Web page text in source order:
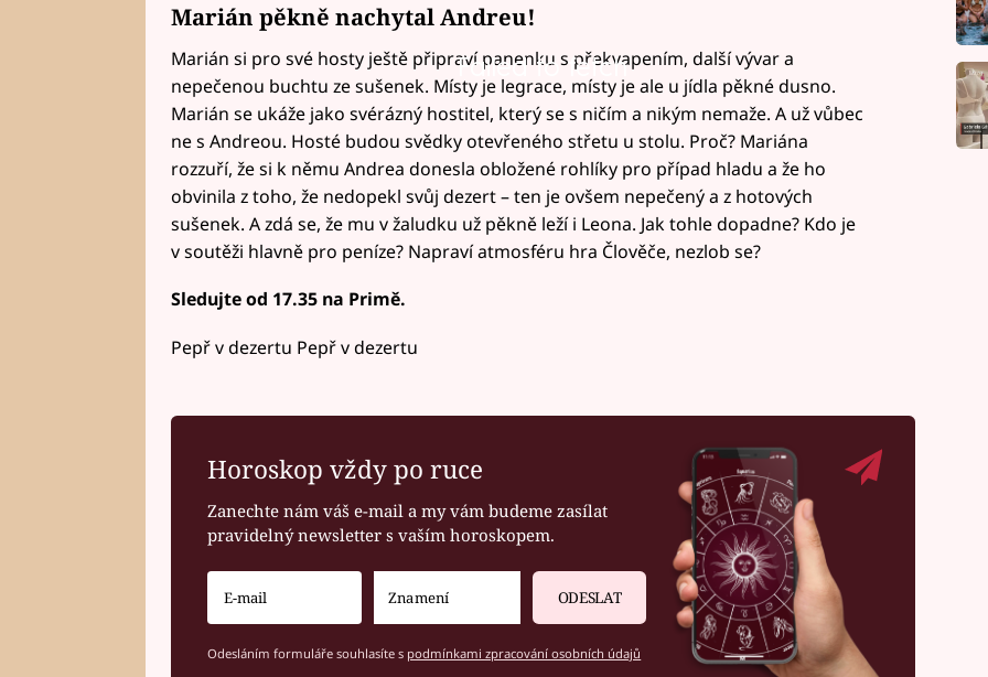
Marián pěkně nachytal Andreu!
Failed to fetch
Marián si pro své hosty ještě připraví panenku s překvapením, další vývar a
nepečenou buchtu ze sušenek. Místy je legrace, místy je ale u jídla pěkné dusno.
Marián se ukáže jako svérázný hostitel, který se s ničím a nikým nemaže. A už vůbec
ne s Andreou. Hosté budou svědky otevřeného střetu u stolu. Proč? Mariána
rozzuří, že si k němu Andrea donesla obložené rohlíky pro případ hladu a že ho
obvinila z toho, že nedopekl svůj dezert – ten je ovšem nepečený a z hotových
sušenek. A zdá se, že mu v žaludku už pěkně leží i Leona. Jak tohle dopadne? Kdo je
v soutěži hlavně pro peníze? Napraví atmosféru hra Člověče, nezlob se?
Sledujte od 17.35 na Primě.
Pepř v dezertu Pepř v dezertu
Horoskop vždy po ruce
Zanechte nám váš e-mail a my vám budeme zasílat
pravidelný newsletter s vaším horoskopem.
ODESLAT
Odesláním formuláře souhlasíte s podmínkami zpracování osobních údajů